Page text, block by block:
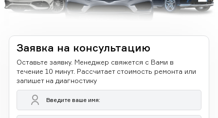
Заявка на консультацию
Оставьте заявку. Менеджер свяжется с Вами в
течение 10 минут. Рассчитает стоимость ремонта или
запишет на диагностику